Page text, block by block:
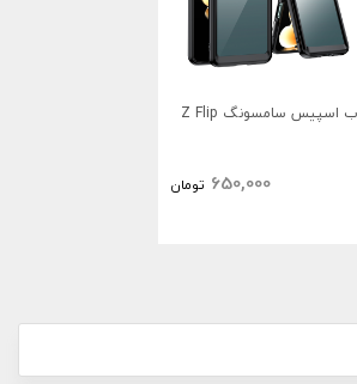
قاب اسپیس سامسونگ Z Flip
650,000 تومان